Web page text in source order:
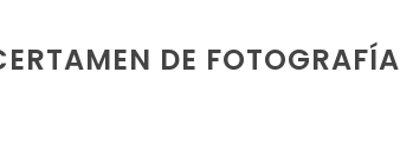
DE FOTOGRAFÍA